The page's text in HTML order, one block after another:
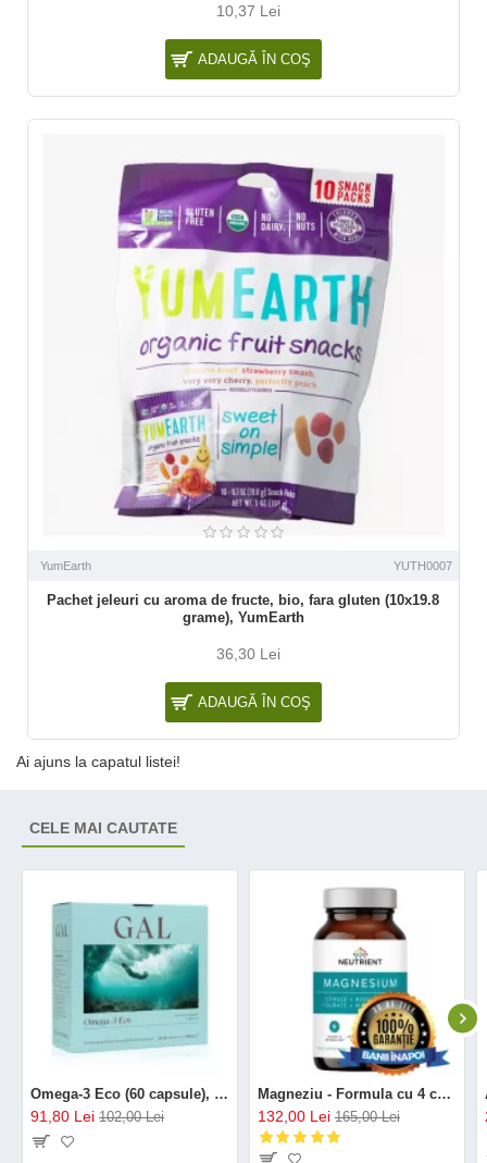
10,37 Lei
ADAUGĂ ÎN COŞ
YumEarth YUTH0007
Pachet jeleuri cu aroma de fructe, bio, fara gluten (10x19.8
grame), YumEarth
36,30 Lei
ADAUGĂ ÎN COŞ
Ai ajuns la capatul listei!
CELE MAI CAUTATE
Omega-3 Eco (60 capsule), GAL
91,80 Lei 102,00 Lei
Magneziu - Formula cu 4 chelați (120 capsule), Neutrient
132,00 Lei 165,00 Lei